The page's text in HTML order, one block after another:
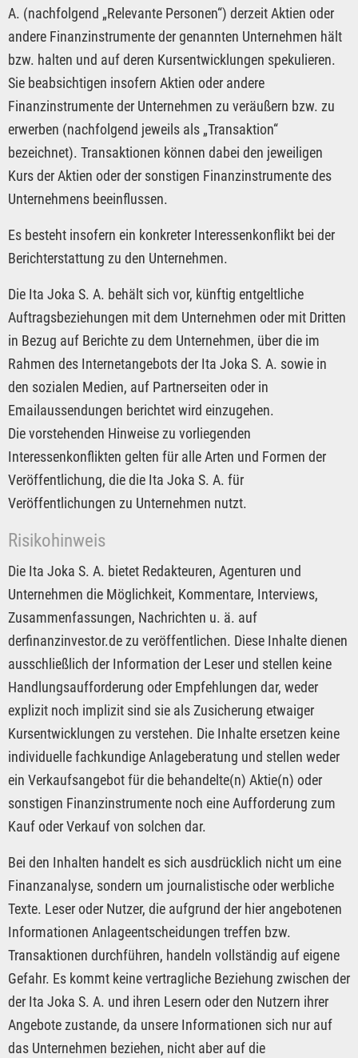
A. (nachfolgend „Relevante Personen“) derzeit Aktien oder
andere Finanzinstrumente der genannten Unternehmen hält
bzw. halten und auf deren Kursentwicklungen spekulieren.
Sie beabsichtigen insofern Aktien oder andere
Finanzinstrumente der Unternehmen zu veräußern bzw. zu
erwerben (nachfolgend jeweils als „Transaktion“
bezeichnet). Transaktionen können dabei den jeweiligen
Kurs der Aktien oder der sonstigen Finanzinstrumente des
Unternehmens beeinflussen.
Es besteht insofern ein konkreter Interessenkonflikt bei der
Berichterstattung zu den Unternehmen.
Die Ita Joka S. A. behält sich vor, künftig entgeltliche
Auftragsbeziehungen mit dem Unternehmen oder mit Dritten
in Bezug auf Berichte zu dem Unternehmen, über die im
Rahmen des Internetangebots der Ita Joka S. A. sowie in
den sozialen Medien, auf Partnerseiten oder in
Emailaussendungen berichtet wird einzugehen.
Die vorstehenden Hinweise zu vorliegenden
Interessenkonflikten gelten für alle Arten und Formen der
Veröffentlichung, die die Ita Joka S. A. für
Veröffentlichungen zu Unternehmen nutzt.
Risikohinweis
Die Ita Joka S. A. bietet Redakteuren, Agenturen und
Unternehmen die Möglichkeit, Kommentare, Interviews,
Zusammenfassungen, Nachrichten u. ä. auf
derfinanzinvestor.de zu veröffentlichen. Diese Inhalte dienen
ausschließlich der Information der Leser und stellen keine
Handlungsaufforderung oder Empfehlungen dar, weder
explizit noch implizit sind sie als Zusicherung etwaiger
Kursentwicklungen zu verstehen. Die Inhalte ersetzen keine
individuelle fachkundige Anlageberatung und stellen weder
ein Verkaufsangebot für die behandelte(n) Aktie(n) oder
sonstigen Finanzinstrumente noch eine Aufforderung zum
Kauf oder Verkauf von solchen dar.
Bei den Inhalten handelt es sich ausdrücklich nicht um eine
Finanzanalyse, sondern um journalistische oder werbliche
Texte. Leser oder Nutzer, die aufgrund der hier angebotenen
Informationen Anlageentscheidungen treffen bzw.
Transaktionen durchführen, handeln vollständig auf eigene
Gefahr. Es kommt keine vertragliche Beziehung zwischen der
der Ita Joka S. A. und ihren Lesern oder den Nutzern ihrer
Angebote zustande, da unsere Informationen sich nur auf
das Unternehmen beziehen, nicht aber auf die